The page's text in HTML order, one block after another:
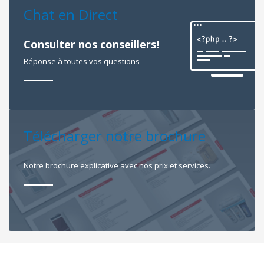
Chat en Direct
Consulter nos conseillers!
Réponse à toutes vos questions
Télécharger notre brochure
Notre brochure explicative avec nos prix et services.